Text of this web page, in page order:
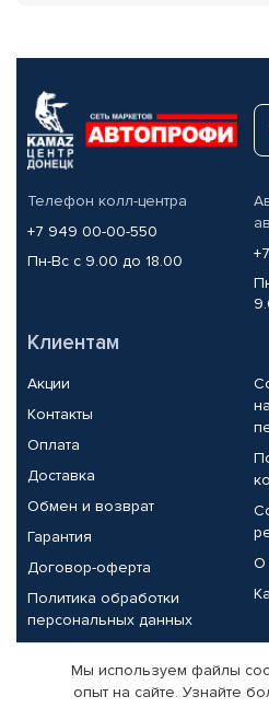
Телефон колл-центра
+7 949 00-00-550
Пн-Вс с 9.00 до 18.00
Клиентам
Акции
Контакты
Оплата
Доставка
Обмен и возврат
Гарантия
Договор-оферта
Политика обработки
персональных данных
О
Партнерам
Мы используем файлы
опыт на сайте. Узнайте